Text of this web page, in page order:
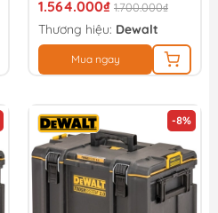
1.564.000₫ 1.700.000₫
Thương hiệu: Dewalt
Mua ngay
-8%